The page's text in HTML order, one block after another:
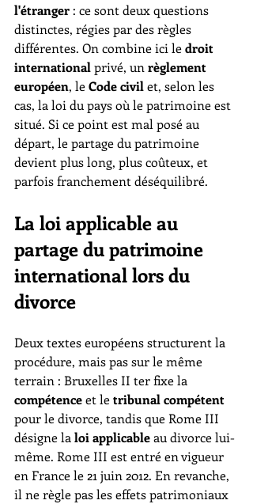
l'étranger : ce sont deux questions
distinctes, régies par des règles
différentes. On combine ici le droit
international privé, un règlement
européen, le Code civil et, selon les
cas, la loi du pays où le patrimoine est
situé. Si ce point est mal posé au
départ, le partage du patrimoine
devient plus long, plus coûteux, et
parfois franchement déséquilibré.
La loi applicable au
partage du patrimoine
international lors du
divorce
Deux textes européens structurent la
procédure, mais pas sur le même
terrain : Bruxelles II ter fixe la
compétence et le tribunal compétent
pour le divorce, tandis que Rome III
désigne la loi applicable au divorce lui-
même. Rome III est entré en vigueur
en France le 21 juin 2012. En revanche,
il ne règle pas les effets patrimoniaux